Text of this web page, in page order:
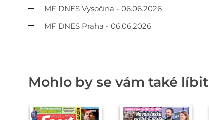
MF DNES Vysočina - 06.06.2026
MF DNES Praha - 06.06.2026
Mohlo by se vám také líbit